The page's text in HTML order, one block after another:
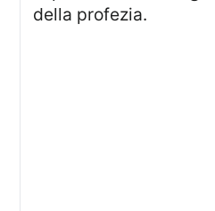
della profezia.